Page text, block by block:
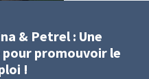
& Petrel : Une
promouvoir le
!